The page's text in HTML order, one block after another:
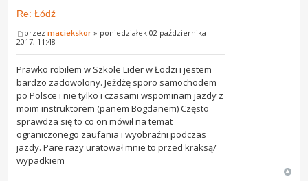
Re: Łódź
przezmaciekskor » poniedziałek 02 października
2017, 11:48
Prawko robiłem w Szkole Lider w Łodzi i jestem
bardzo zadowolony. Jeżdżę sporo samochodem
po Polsce i nie tylko i czasami wspominam jazdy z
moim instruktorem (panem Bogdanem) Często
sprawdza się to co on mówił na temat
ograniczonego zaufania i wyobraźni podczas
jazdy. Pare razy uratował mnie to przed kraksą/
wypadkiem